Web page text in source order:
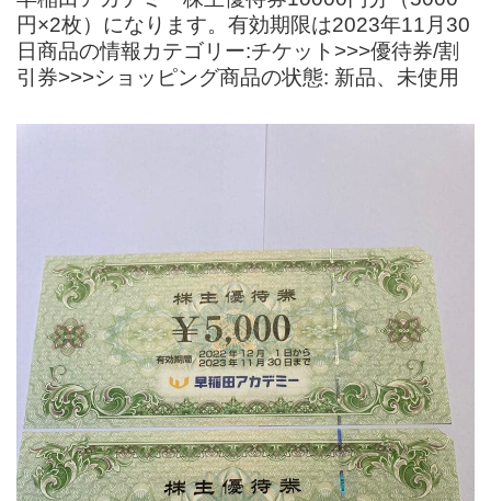
円×2枚）になります。有効期限は2023年11月30
日商品の情報カテゴリー:チケット>>>優待券/割
引券>>>ショッピング商品の状態: 新品、未使用